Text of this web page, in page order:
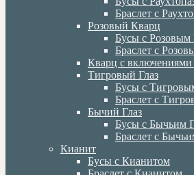
Браслет с
Розовый Кварц
Бусы с Розовым
Браслет с
Кварц с
Тигровый Глаз
Бусы с
Браслет с
Бычий Глаз
Бусы с Бычьим
Браслет с
Кианит
Бусы с Кианитом